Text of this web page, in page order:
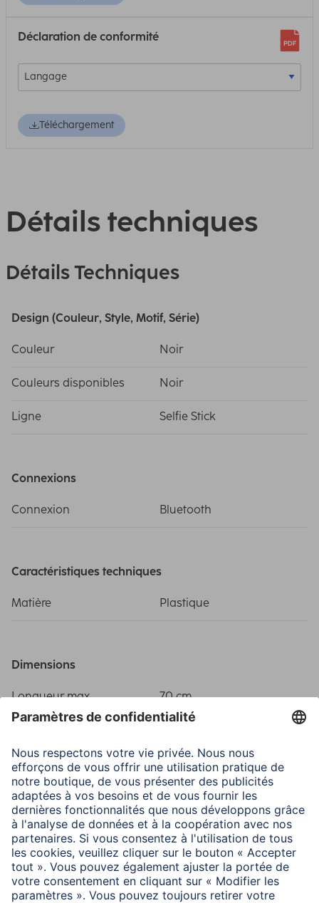
Déclaration de conformité
Téléchargement
Détails techniques
Détails Techniques
Design (Couleur, Style, Motif, Série)
Couleur Noir
Couleurs disponibles Noir
Ligne Selfie Stick
Connexions
Connexion Bluetooth
Caractéristiques techniques
Matière Plastique
Dimensions
Longueur max. 70 cm
Information des consommateurs
Le fonctionnement du déclencheur Bluetooth intégré
dépend du logiciel de votre appareil.
Consultez les informations fournies par le fabricant du